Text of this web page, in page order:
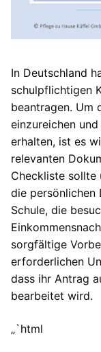
In Deutschland
schulpflichtigen
beantragen. Um
einzureichen
erhalten, ist es
relevanten
Checkliste sollte
die persönlichen
Schule, die
sorgfältige
erforderlichen
dass ihr Antrag
bearbeitet wird.
„`html